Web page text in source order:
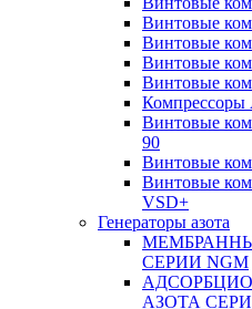
Винтовые
Винтовые
Винтовые
Винтовые
Компрессоры
Винтовые
90
Винтовые
Винтовые
VSD+
Генераторы азота
СЕРИИ NGM
АЗОТА